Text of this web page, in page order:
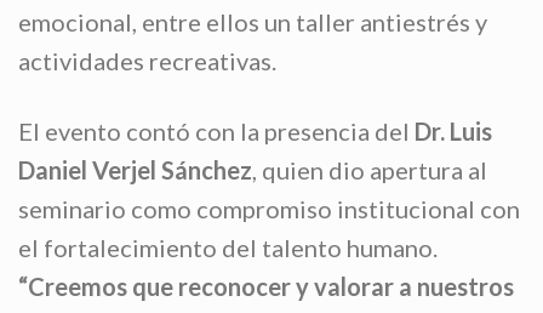
emocional, entre ellos un taller antiestrés y
actividades recreativas.
El evento contó con la presencia del Dr. Luis
Daniel Verjel Sánchez, quien dio apertura al
seminario como compromiso institucional con
el fortalecimiento del talento humano.
“Creemos que reconocer y valorar a nuestros